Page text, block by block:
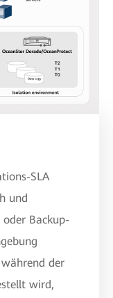
SLA
und
Backup-
der
wird,